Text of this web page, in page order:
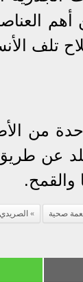
تلف
من
عن
والقمح.
صحية الصريدي